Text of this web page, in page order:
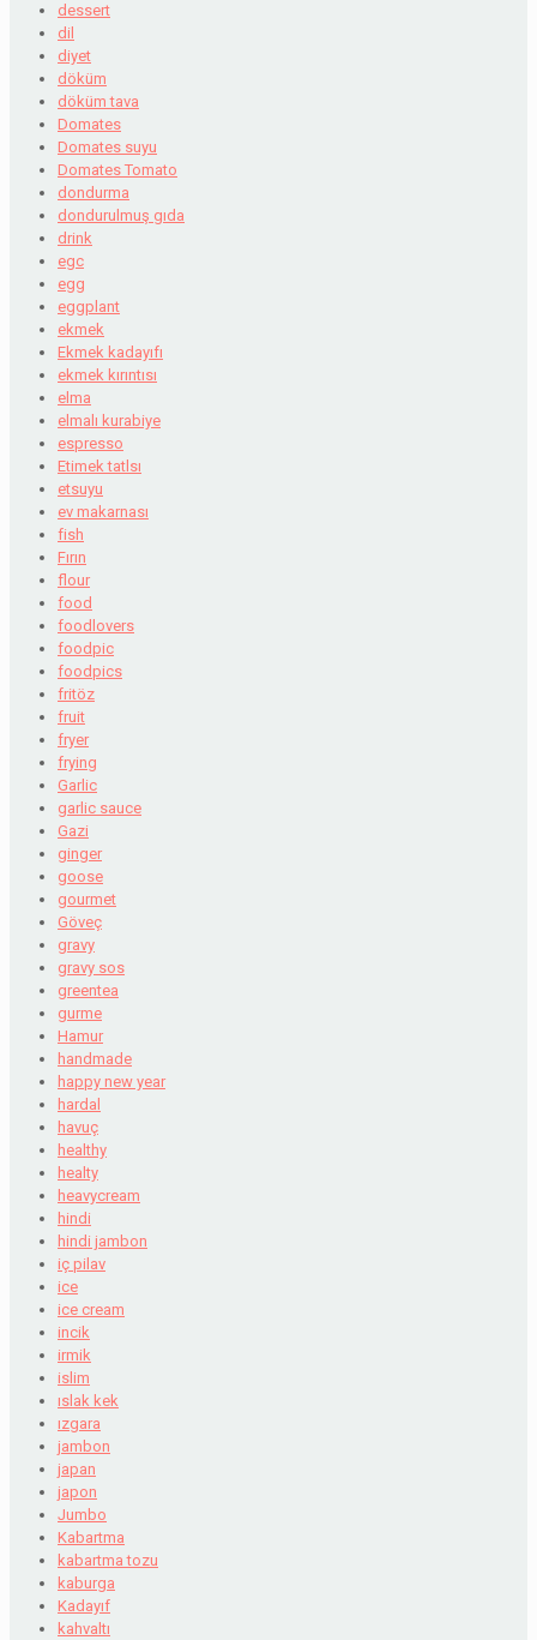
dessert
dil
diyet
döküm
döküm tava
Domates
Domates suyu
Domates Tomato
dondurma
dondurulmuş gıda
drink
egc
egg
eggplant
ekmek
Ekmek kadayıfı
ekmek kırıntısı
elma
elmalı kurabiye
espresso
Etimek tatlsı
etsuyu
ev makarnası
fish
Fırın
flour
food
foodlovers
foodpic
foodpics
fritöz
fruit
fryer
frying
Garlic
garlic sauce
Gazi
ginger
goose
gourmet
Göveç
gravy
gravy sos
greentea
gurme
Hamur
handmade
happy new year
hardal
havuç
healthy
healty
heavycream
hindi
hindi jambon
iç pilav
ice
ice cream
incik
irmik
islim
ıslak kek
ızgara
jambon
japan
japon
Jumbo
Kabartma
kabartma tozu
kaburga
Kadayıf
kahvaltı